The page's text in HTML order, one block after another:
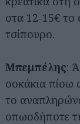
στα 12-15€ το
τσίπουρο.
Μπεμπέλης:
σοκάκια πίσω
το
οπωσδήποτε